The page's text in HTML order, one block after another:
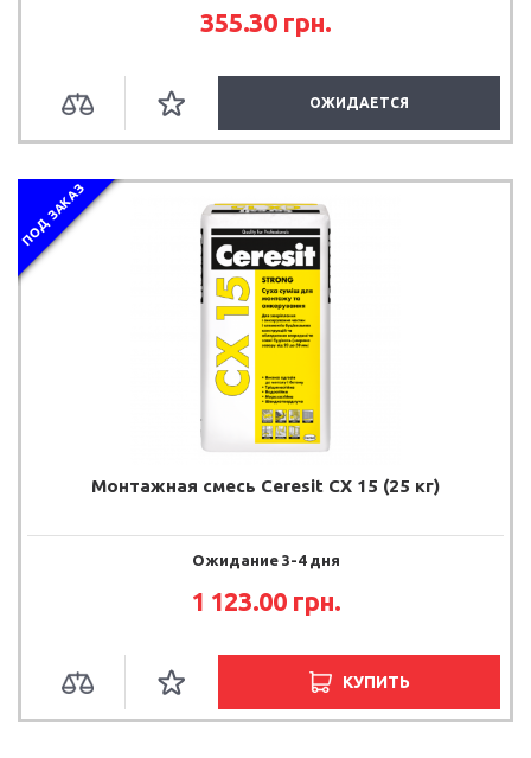
355.30 грн.
ОЖИДАЕТСЯ
ПОД ЗАКАЗ
Монтажная смесь Ceresit CX 15 (25 кг)
Ожидание 3-4 дня
1 123.00 грн.
КУПИТЬ